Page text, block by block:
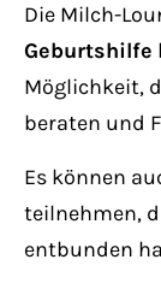
Aenean
massa.
magnis
ridiculus
nec.
Die Milch-
Geburtshilfe
Möglichkeit,
beraten und
Es können
teilnehmen,
entbunden